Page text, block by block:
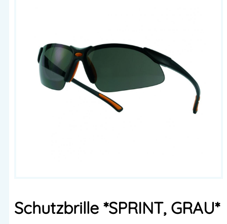
Schutzbrille *SPRINT, GRAU*